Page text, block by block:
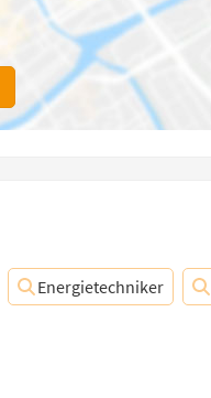
Energietechniker